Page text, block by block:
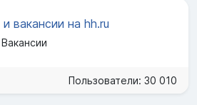
вакансии на hh.ru
Пользователи: 30 010